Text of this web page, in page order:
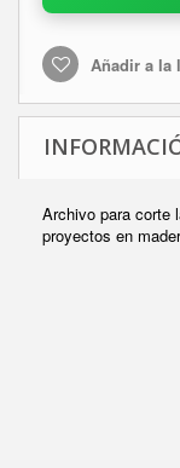
Añadir a la
Archivo para corte
proyectos en